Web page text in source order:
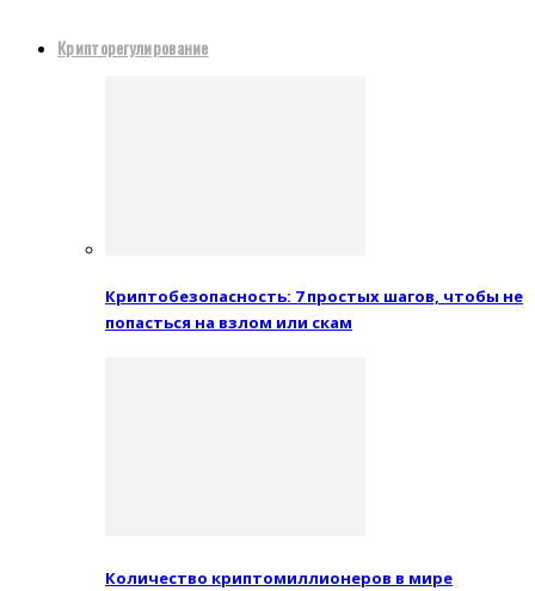
Крипторегулирование
Криптобезопасность: 7 простых шагов, чтобы не
попасться на взлом или скам
Количество криптомиллионеров в мире